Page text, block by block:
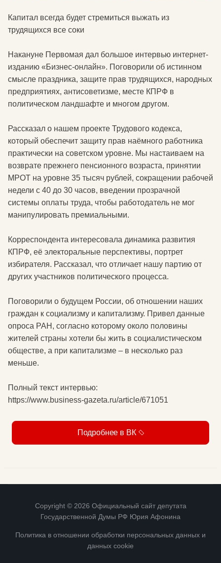
Капитал всегда будет стремиться выжать из
трудящихся все соки
Накануне Первомая дал большое интервью интернет-
изданию «Бизнес-онлайн». Поговорили об истинном
смысле праздника, защите прав трудящихся, народных
предприятиях, антисоветизме, месте КПРФ в
политическом ландшафте и многом другом.
Рассказал о нашем проекте Трудового кодекса,
который обеспечит защиту прав наёмного работника
практически на советском уровне. Мы настаиваем на
возврате прежнего пенсионного возраста, принятии
МРОТ на уровне 35 тысяч рублей, сокращении рабочей
недели с 40 до 30 часов, введении прозрачной
системы оплаты труда, чтобы работодатель не мог
манипулировать премиальными.
Корреспондента интересовала динамика развития
КПРФ, её электоральные перспективы, портрет
избирателя. Рассказал, что отличает нашу партию от
других участников политического процесса.
Поговорили о будущем России, об отношении наших
граждан к социализму и капитализму. Привел данные
опроса РАН, согласно которому около половины
жителей страны хотели бы жить в социалистическом
обществе, а при капитализме – в несколько раз
меньше.
Полный текст интервью:
https://www.business-gazeta.ru/article/671051
Подробнее в ВК
Copyright © 2026 Официальный сайт депутата
Государственной Думы РФ Юрия Афонина
Политика в отношении обработки персональных данных и
данных cookie